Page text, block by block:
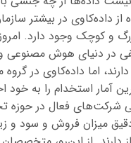
از داده‌کاوی در بیشتر
و کوچک وجود دارد.
در دنیای هوش مصنوعی
اما داده‌کاوی در گروه
آمار استخدام را به
شرکت‌های فعال در حوزه
دقیق میزان فروش و سود و